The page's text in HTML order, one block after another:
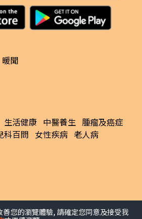
暖聞
生活健康 中醫養生 腫瘤及癌症
科百問 女性疾病 老人病
您的瀏覽體驗, 請確定您同意及接受我